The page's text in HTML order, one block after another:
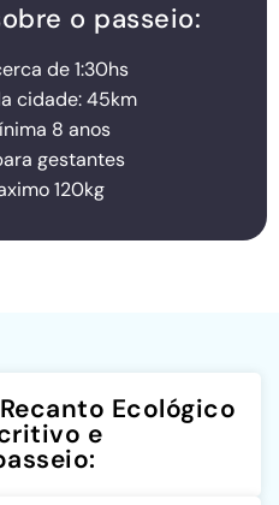
o passeio:
de 1:30hs
cidade: 45km
8 anos
gestantes
120kg
Ecológico
e